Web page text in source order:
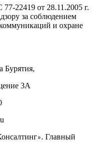
22419 от 28.11.2005 г.
за соблюдением
и охране
Бурятия,
3А
». Главный